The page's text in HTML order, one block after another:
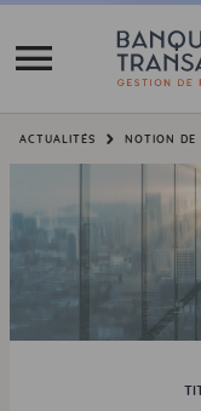
Vous êtes ici:
ACTUALITÉS NOTION DE